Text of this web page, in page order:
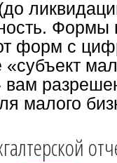
Формы
форм с
малого